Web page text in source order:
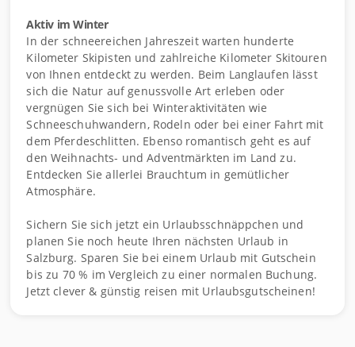
Aktiv im Winter
In der schneereichen Jahreszeit warten hunderte
Kilometer Skipisten und zahlreiche Kilometer Skitouren
von Ihnen entdeckt zu werden. Beim Langlaufen lässt
sich die Natur auf genussvolle Art erleben oder
vergnügen Sie sich bei Winteraktivitäten wie
Schneeschuhwandern, Rodeln oder bei einer Fahrt mit
dem Pferdeschlitten. Ebenso romantisch geht es auf
den Weihnachts- und Adventmärkten im Land zu.
Entdecken Sie allerlei Brauchtum in gemütlicher
Atmosphäre.
Sichern Sie sich jetzt ein Urlaubsschnäppchen und
planen Sie noch heute Ihren nächsten Urlaub in
Salzburg. Sparen Sie bei einem Urlaub mit Gutschein
bis zu 70 % im Vergleich zu einer normalen Buchung.
Jetzt clever & günstig reisen mit Urlaubsgutscheinen!